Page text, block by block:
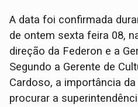
A data foi confirmada
de ontem sexta feira 08,
direção da Federon e a
Segundo a Gerente de
Cardoso, a importância
procurar a